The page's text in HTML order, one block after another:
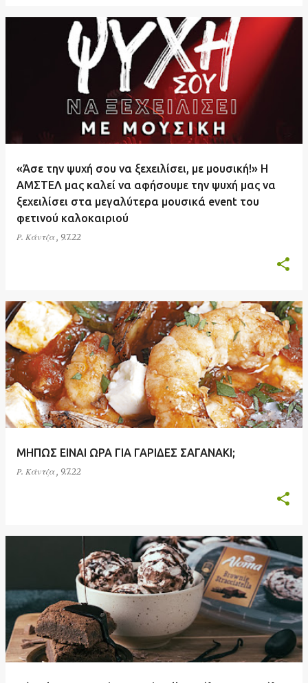
«Άσε την ψυχή σου να ξεχειλίσει, με μουσική!» Η
ΑΜΣΤΕΛ μας καλεί να αφήσουμε την ψυχή μας να
ξεχειλίσει στα μεγαλύτερα μουσικά event του
φετινού καλοκαιριού
Ρ. Κάντζα , 9.7.22
ΜΗΠΩΣ ΕΙΝΑΙ ΩΡΑ ΓΙΑ ΓΑΡΙΔΕΣ ΣΑΓΑΝΑΚΙ;
Ρ. Κάντζα , 9.7.22